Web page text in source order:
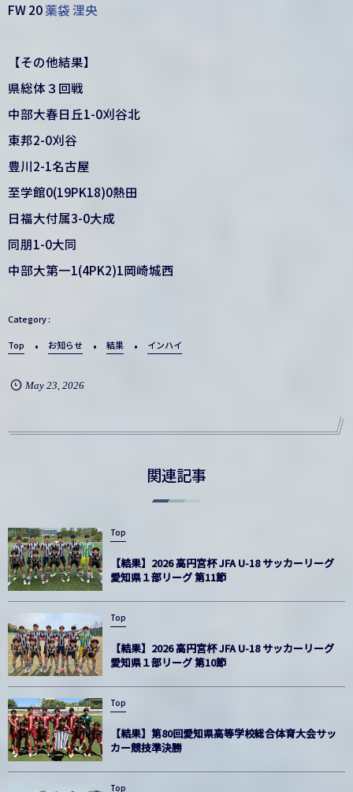
FW 20薬袋 浬央
【その他結果】
県総体３回戦
中部大春日丘1-0刈谷北
東邦2-0刈谷
豊川2-1名古屋
至学館0(19PK18)0熱田
日福大付属3-0大成
同朋1-0大同
中部大第一1(4PK2)1岡崎城西
Top お知らせ 結果 インハイ
May 23, 2026
関連記事
Top
【結果】2026 高円宮杯 JFA U-18 サッカーリーグ
愛知県１部リーグ 第11節
Top
【結果】2026 高円宮杯 JFA U-18 サッカーリーグ
愛知県１部リーグ 第10節
Top
【結果】第80回愛知県高等学校総合体育大会サッ
カー競技準決勝
Top